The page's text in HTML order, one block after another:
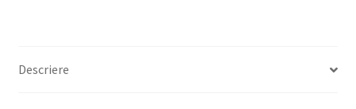
Descriere